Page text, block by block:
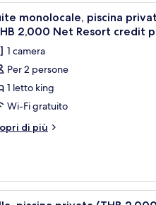
5
monolocale, piscina
2,000 Net Resort credit
1 camera
Per 2 persone
1 letto king
Wi-Fi gratuito
di più
6